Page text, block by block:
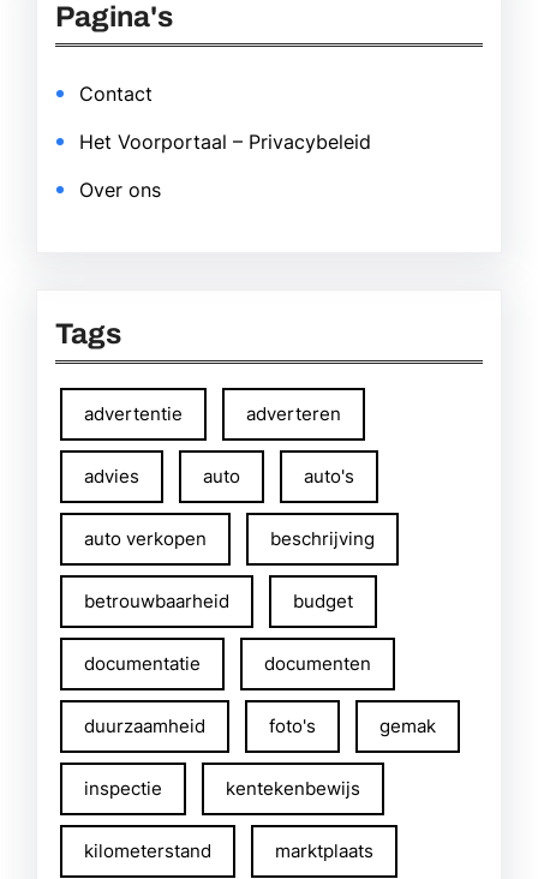
Pagina's
Contact
Het Voorportaal – Privacybeleid
Over ons
Tags
advertentie adverteren
advies auto auto's
auto verkopen beschrijving
betrouwbaarheid budget
documentatie documenten
duurzaamheid foto's gemak
inspectie kentekenbewijs
kilometerstand marktplaats